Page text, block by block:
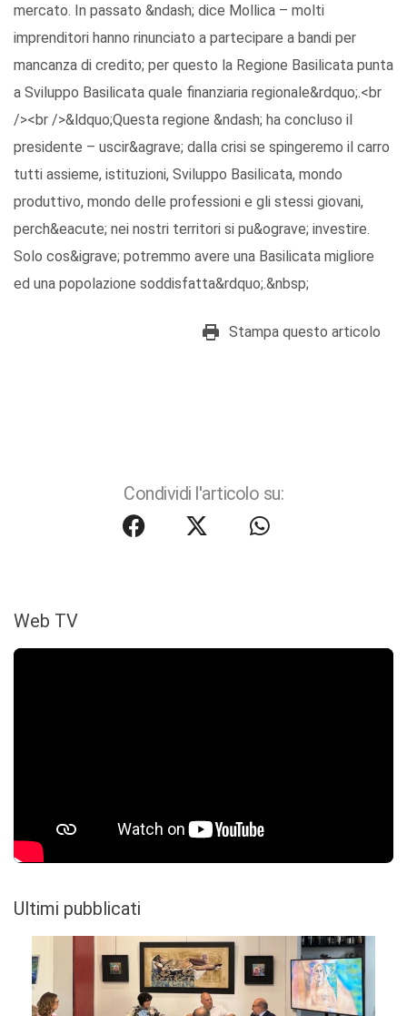
mercato. In passato &ndash; dice Mollica – molti
imprenditori hanno rinunciato a partecipare a bandi per
mancanza di credito; per questo la Regione Basilicata punta
a Sviluppo Basilicata quale finanziaria regionale&rdquo;.<br
/><br />&ldquo;Questa regione &ndash; ha concluso il
presidente – uscir&agrave; dalla crisi se spingeremo il carro
tutti assieme, istituzioni, Sviluppo Basilicata, mondo
produttivo, mondo delle professioni e gli stessi giovani,
perch&eacute; nei nostri territori si pu&ograve; investire.
Solo cos&igrave; potremmo avere una Basilicata migliore
ed una popolazione soddisfatta&rdquo;.&nbsp;
Stampa questo articolo
Condividi l'articolo su:
Web TV
Ultimi pubblicati